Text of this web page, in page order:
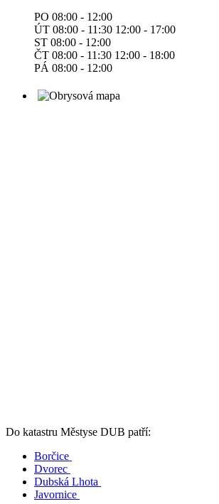
PO 08:00 - 12:00
ÚT 08:00 - 11:30 12:00 - 17:00
ST 08:00 - 12:00
ČT 08:00 - 11:30 12:00 - 18:00
PÁ 08:00 - 12:00
Do katastru Městyse DUB patří:
Borčice
Dvorec
Dubská Lhota
Javornice